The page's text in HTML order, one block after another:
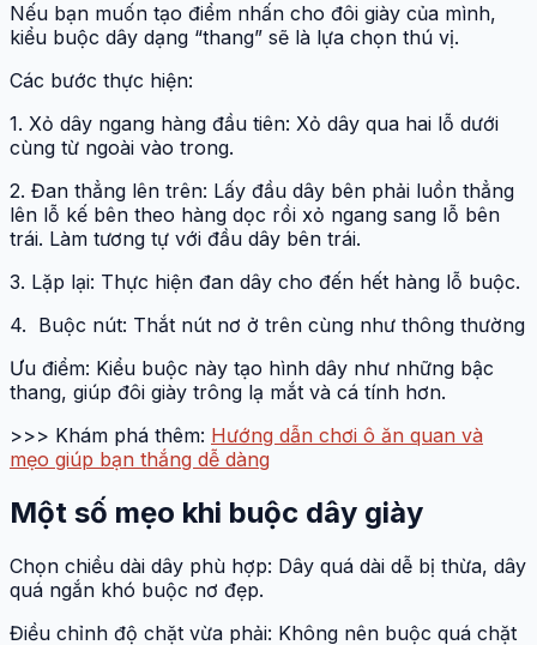
Nếu bạn muốn tạo điểm nhấn cho đôi giày của mình,
kiểu buộc dây dạng “thang” sẽ là lựa chọn thú vị.
Các bước thực hiện:
1. Xỏ dây ngang hàng đầu tiên: Xỏ dây qua hai lỗ dưới
cùng từ ngoài vào trong.
2. Đan thẳng lên trên: Lấy đầu dây bên phải luồn thẳng
lên lỗ kế bên theo hàng dọc rồi xỏ ngang sang lỗ bên
trái. Làm tương tự với đầu dây bên trái.
3. Lặp lại: Thực hiện đan dây cho đến hết hàng lỗ buộc.
4. Buộc nút: Thắt nút nơ ở trên cùng như thông thường
Ưu điểm: Kiểu buộc này tạo hình dây như những bậc
thang, giúp đôi giày trông lạ mắt và cá tính hơn.
>>> Khám phá thêm: Hướng dẫn chơi ô ăn quan và
mẹo giúp bạn thắng dễ dàng
Một số mẹo khi buộc dây giày
Chọn chiều dài dây phù hợp: Dây quá dài dễ bị thừa, dây
quá ngắn khó buộc nơ đẹp.
Điều chỉnh độ chặt vừa phải: Không nên buộc quá chặt